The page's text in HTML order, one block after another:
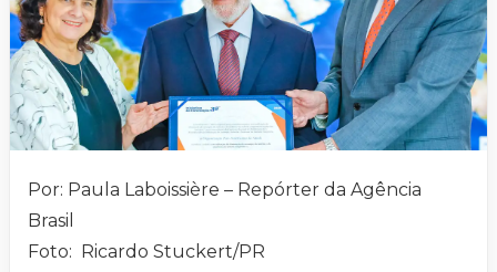
Por: Paula Laboissière – Repórter da Agência
Brasil
Foto: Ricardo Stuckert/PR